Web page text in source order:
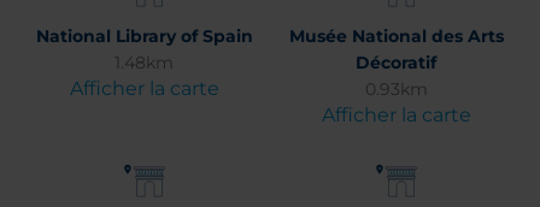
National Library of Spain
1.48km
Afficher la carte
Musée National des Arts
Décoratif
0.93km
Afficher la carte